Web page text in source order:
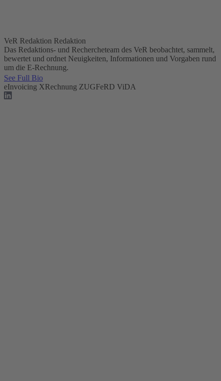
VeR Redaktion Redaktion
Das Redaktions- und Rechercheteam des VeR beobachtet, sammelt,
bewertet und ordnet Neuigkeiten, Informationen und Vorgaben rund
um die E-Rechnung.
See Full Bio
eInvoicing XRechnung ZUGFeRD ViDA